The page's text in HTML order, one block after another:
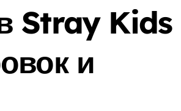
Stray Kids
и